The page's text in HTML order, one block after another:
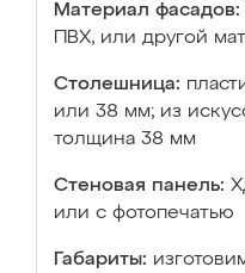
Материал фасадов:
ПВХ, или другой
Столешница:
или 38 мм; из
толщина 38 мм
Стеновая панель:
или с фотопечатью
Габариты: